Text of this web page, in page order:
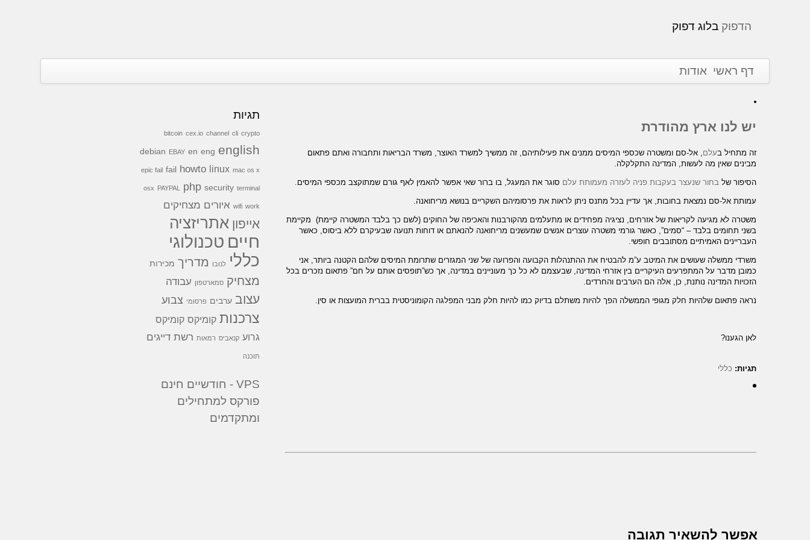
הדפוק בלוג דפוק
דף ראשי אודות
יש לנו ארץ מהודרת
זה מתחיל בעלם , אל-סם ומשטרה שכספי המיסים ממנים את פעילותיהם, זה ממשיך למשרד האוצר, משרד הבריאות ותחבורה ואתם פתאום
מבינים שאין מה לעשות, המדינה התקלקלה.
הסיפור של בחור שנעצר בעקבות פניה לעזרה מעמותת עלם סוגר את המעגל, בו ברור שאי אפשר להאמין לאף גורם שמתוקצב מכספי המיסים.
עמותת אל-סם נמצאת בחובות, אך עדיין בכל מתנס ניתן לראות את פרסומיהם השקריים בנושא מריחואנה.
משטרה לא מגיעה לקריאות של אזרחים, נציגיה מפחידים או מתעלמים מהקורבנות והאכיפה של החוקים (לשם כך בלבד המשטרה קיימת) מקיימת
בשני תחומים בלבד – “סמים”, כאשר גורמי משטרה עוצרים אנשים שמעשנים מריחואנה להנאתם או דוחות תנועה שבעיקרם ללא ביסוס, כאשר
העבריינים האמיתיים מסתובבים חופשי.
משרדי ממשלה שעושים את המיטב ע”מ להבטיח את ההתנהלות הקבועה והפרועה של שני המגזרים שתרומת המיסים שלהם הקטנה ביותר, אני
כמובן מדבר על המתפרעים העיקריים בין אזרחי המדינה, שבעצמם לא כל כך מעוניינים במדינה, אך כש”תופסים אותם על חם” פתאום נזכרים בכל
הזכויות המדינה נותנת, כן, אלה הם הערבים והחרדים.
נראה פתאום שלהיות חלק מגופי הממשלה הפך להיות משתלם בדיוק כמו להיות חלק מבני המפלגה הקומוניסטית בברית המועצות או סין.
לאן הגענו?
תגיות: כללי
אפשר להשאיר תגובה
תגיות
bitcoin cex.io channel cli crypto
debian EBAY en eng english
epic fail fail howto linux mac os x
osx PAYPAL php security terminal
wifi work איורים מצחיקים
אייפון אתריזציה
חיים טכנולוגי
כללי
לנובו מדריך מכירות
מצחיק סמארטפון עבודה
עצוב ערבים פרסומי צבוע
צרכנות קומיקס קומיקס
גרוע קנאביס רמאות רשת דייגים
תוכנה
VPS - חודשיים חינם
פורקס למתחילים
ומתקדמים